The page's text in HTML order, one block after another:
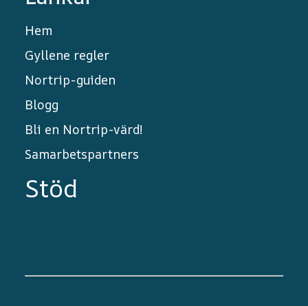
Hem
Gyllene regler
Nortrip-guiden
Blogg
Bli en Nortrip-värd!
Samarbetspartners
Stöd